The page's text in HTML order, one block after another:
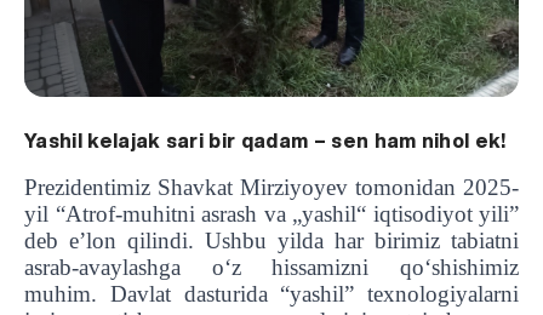
Yashil kelajak sari bir qadam – sen ham nihol ek!
Prezidentimiz Shavkat Mirziyoyev tomonidan 2025-
yil “Atrof-muhitni asrash va „yashil“ iqtisodiyot yili”
deb e’lon qilindi. Ushbu yilda har birimiz tabiatni
asrab-avaylashga o‘z hissamizni qo‘shishimiz
muhim. Davlat dasturida “yashil” texnologiyalarni